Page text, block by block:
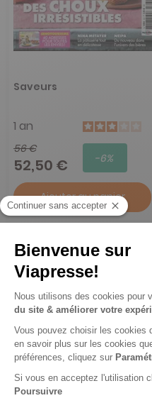
Saveurs
1 an
56 €
52,50 € -6%
Ajouter au panier